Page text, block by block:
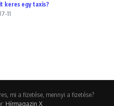
keres egy taxis?
11
mi a fizetése, mennyi a fizetése?
Hírmagazin X